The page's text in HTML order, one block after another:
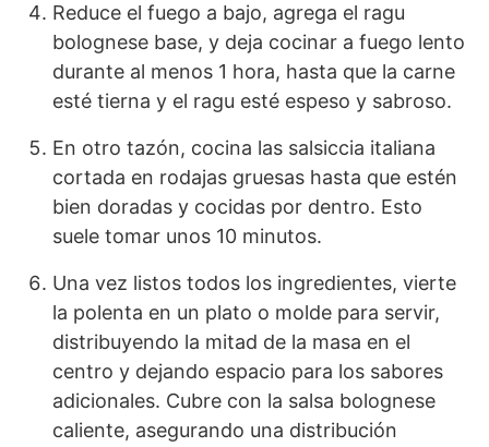
Reduce el fuego a bajo, agrega el ragu
bolognese base, y deja cocinar a fuego lento
durante al menos 1 hora, hasta que la carne
esté tierna y el ragu esté espeso y sabroso.
En otro tazón, cocina las salsiccia italiana
cortada en rodajas gruesas hasta que estén
bien doradas y cocidas por dentro. Esto
suele tomar unos 10 minutos.
Una vez listos todos los ingredientes, vierte
la polenta en un plato o molde para servir,
distribuyendo la mitad de la masa en el
centro y dejando espacio para los sabores
adicionales. Cubre con la salsa bolognese
caliente, asegurando una distribución